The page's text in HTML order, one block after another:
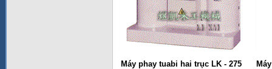
Máy phay tuabi hai trục LK - 275